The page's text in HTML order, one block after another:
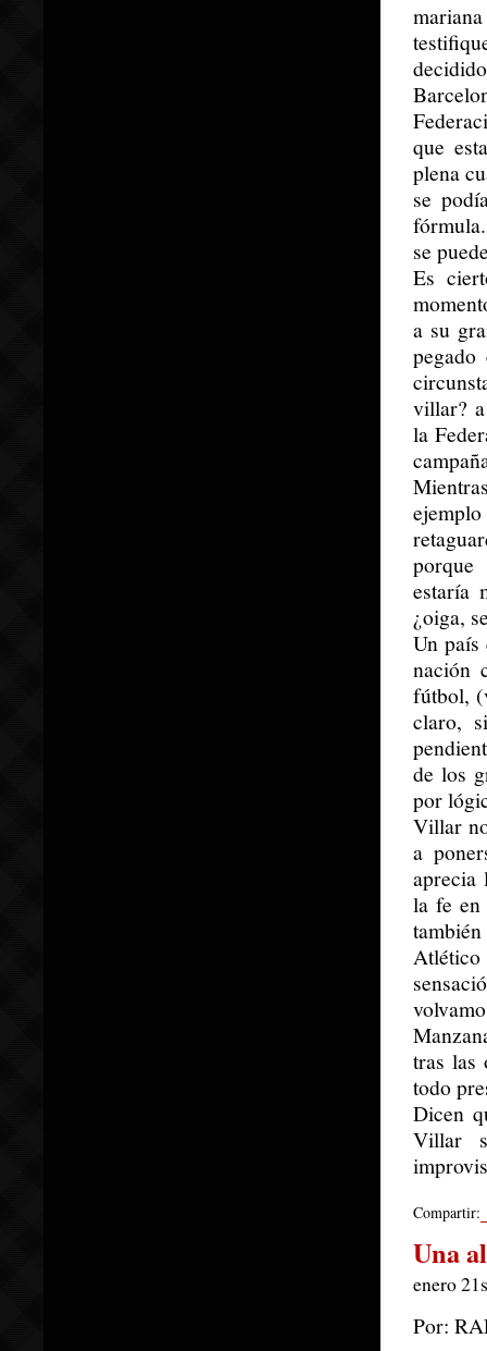
que
plena
se
se
Es
a su
villar?
la
porque
estaría
¿oiga,
Un país
nación
fútbol,
claro,
de los
por
Villar
a
aprecia
la fe en
tras las
todo
Dicen
Villar
Compartir:
Una
enero
Por: